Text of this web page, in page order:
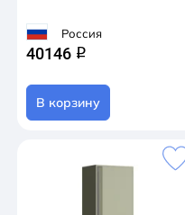
Россия
40146 q
В корзину